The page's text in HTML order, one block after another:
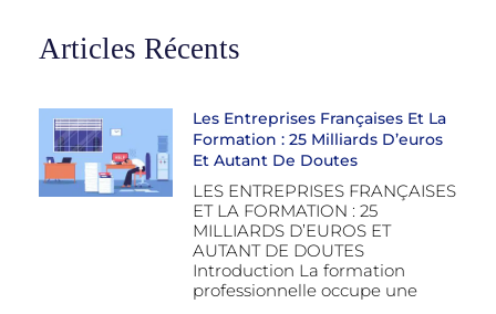
Articles Récents
Les Entreprises Françaises Et La
Formation : 25 Milliards D’euros
Et Autant De Doutes
LES ENTREPRISES FRANÇAISES
ET LA FORMATION : 25
MILLIARDS D’EUROS ET
AUTANT DE DOUTES
Introduction La formation
professionnelle occupe une